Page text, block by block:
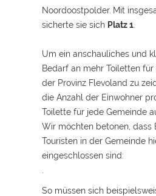
Noordoostpolder. Mit
sicherte sie sich Platz 1.
Um ein anschauliches und
Bedarf an mehr Toiletten
der Provinz Flevoland zu
die Anzahl der Einwohner
Toilette für jede Gemeinde
Wir möchten betonen, dass
Touristen in der Gemeinde
eingeschlossen sind:
So müssen sich